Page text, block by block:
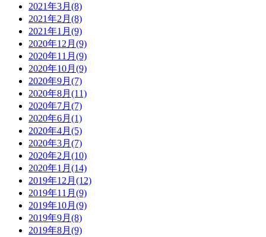
2021年3月(8)
2021年2月(8)
2021年1月(9)
2020年12月(9)
2020年11月(9)
2020年10月(9)
2020年9月(7)
2020年8月(11)
2020年7月(7)
2020年6月(1)
2020年4月(5)
2020年3月(7)
2020年2月(10)
2020年1月(14)
2019年12月(12)
2019年11月(9)
2019年10月(9)
2019年9月(8)
2019年8月(9)